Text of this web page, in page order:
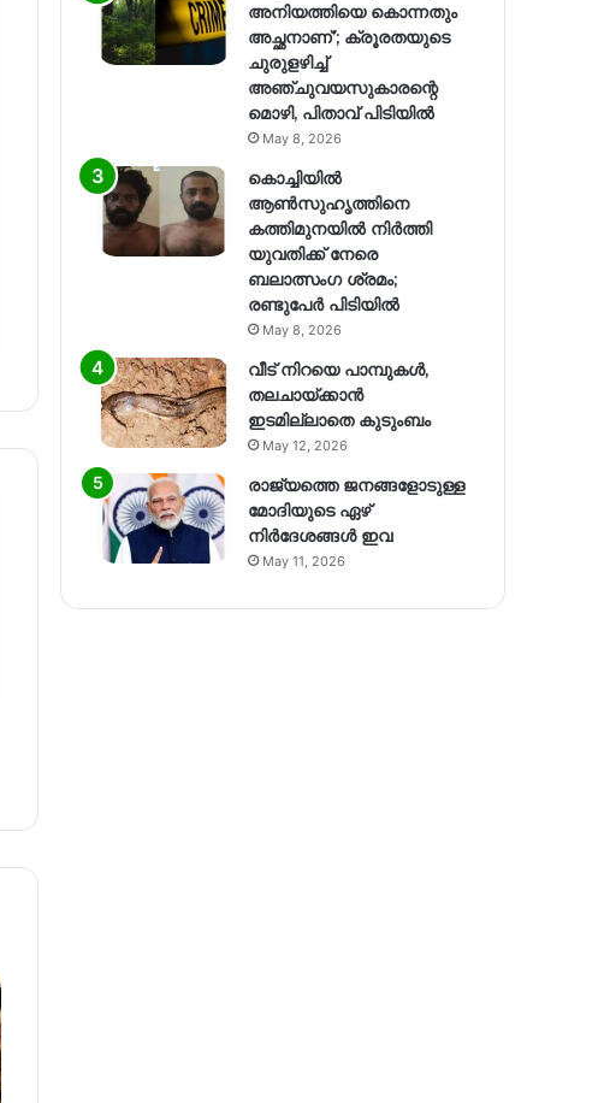
അനിയത്തിയെ കൊന്നതും
അച്ഛനാണ്’; ക്രൂരതയുടെ
ചുരുളഴിച്ച്
അഞ്ചുവയസുകാരന്റെ
മൊഴി, പിതാവ് പിടിയിൽ
May 8, 2026
കൊച്ചിയിൽ
ആൺസുഹൃത്തിനെ
കത്തിമുനയിൽ നിർത്തി
യുവതിക്ക് നേരെ
ബലാത്സംഗ​ ശ്രമം;
രണ്ടുപേർ പിടിയിൽ
May 8, 2026
വീട് നിറയെ പാമ്പുകൾ,
തലചായ്ക്കാൻ
ഇടമില്ലാതെ കുടുംബം
May 12, 2026
രാജ്യത്തെ ജനങ്ങളോടുള്ള
മോദിയുടെ ഏഴ്
നിര്‍ദേശങ്ങള്‍ ഇവ
May 11, 2026